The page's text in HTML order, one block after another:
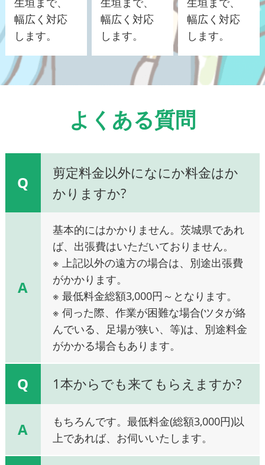
幅広く対応
します。
幅広く対応
します。
幅広く対応
します。
よくある質問
Q
剪定料金以外になにか料金はか
かりますか?
A
基本的にはかかりません。茨城県であれ
ば、出張費はいただいておりません。
※ 上記以外の遠方の場合は、別途出張費
がかかります。
※ 最低料金総額3,000円～となります。
※ 伺った際、作業が困難な場合(ツタが絡
んでいる、足場が狭い、等)は、別途料金
がかかる場合もあります。
Q 1本からでも来てもらえますか?
A
もちろんです。最低料金(総額3,000円)以
上であれば、お伺いいたします。